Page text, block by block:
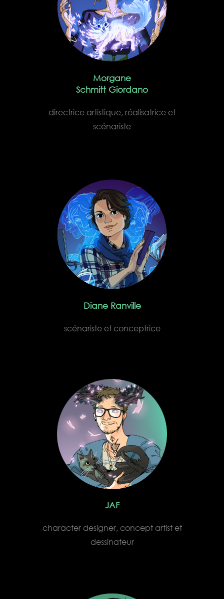
Morgane
Schmitt Giordano
directrice artistique, réalisatrice et
scénariste
Diane Ranville
scénariste et conceptrice
JAF
character designer, concept artist et
dessinateur